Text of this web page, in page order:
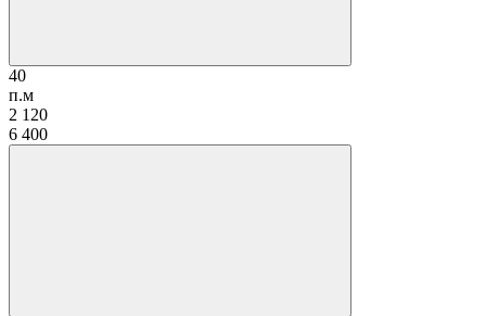
40
п.м
2 120
6 400